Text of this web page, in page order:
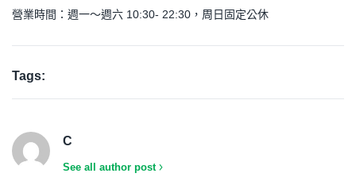
營業時間：週一～週六 10:30- 22:30，周日固定公休
Tags:
C
See all author post